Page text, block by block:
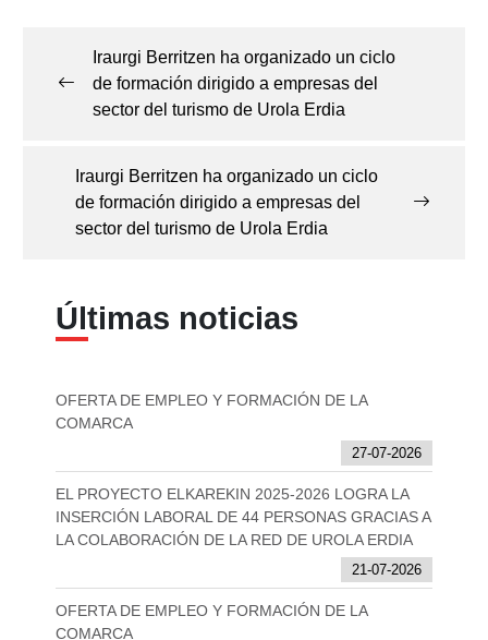
entradas
Iraurgi Berritzen ha organizado un ciclo
de formación dirigido a empresas del
sector del turismo de Urola Erdia
Iraurgi Berritzen ha organizado un ciclo
de formación dirigido a empresas del
sector del turismo de Urola Erdia
Últimas noticias
OFERTA DE EMPLEO Y FORMACIÓN DE LA
COMARCA
27-07-2026
EL PROYECTO ELKAREKIN 2025-2026 LOGRA LA
INSERCIÓN LABORAL DE 44 PERSONAS GRACIAS A
LA COLABORACIÓN DE LA RED DE UROLA ERDIA
21-07-2026
OFERTA DE EMPLEO Y FORMACIÓN DE LA
COMARCA